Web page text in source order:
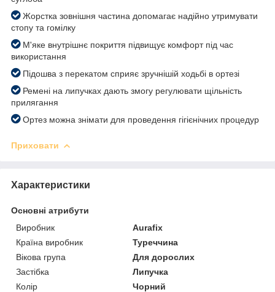
Жорстка зовнішня частина допомагає надійно утримувати
стопу та гомілку
М'яке внутрішнє покриття підвищує комфорт під час
використання
Підошва з перекатом сприяє зручнішій ходьбі в ортезі
Ремені на липучках дають змогу регулювати щільність
прилягання
Ортез можна знімати для проведення гігієнічних процедур
Приховати
Характеристики
Основні атрибути
Виробник
Aurafix
Країна виробник
Туреччина
Вікова група
Для дорослих
Застібка
Липучка
Колір
Чорний